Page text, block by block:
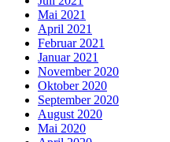
Mai 2021
April 2021
Februar 2021
Januar 2021
November 2020
Oktober 2020
September 2020
August 2020
Mai 2020